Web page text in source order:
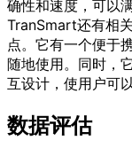
确性和速度，可以
TranSmart还有相
点。它有一个便于
随地使用。同时，
互设计，使用户可
数据评估